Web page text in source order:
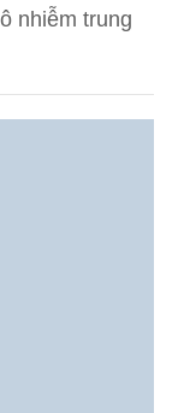
nhiễm trung